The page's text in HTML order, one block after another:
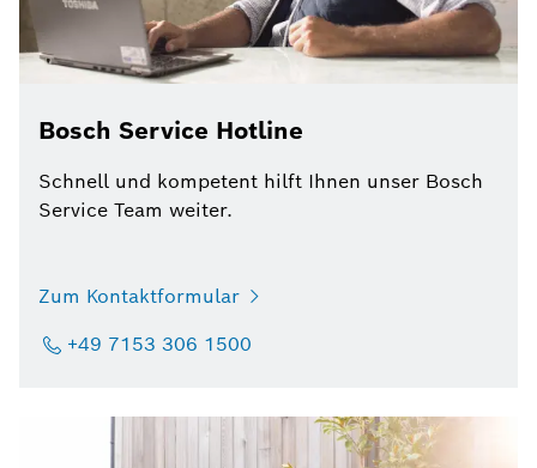
Bosch Service Hotline
Schnell und kompetent hilft Ihnen unser Bosch
Service Team weiter.
Zum Kontaktformular
+49 7153 306 1500